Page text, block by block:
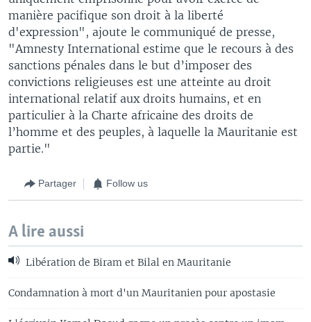
manière pacifique son droit à la liberté
d'expression", ajoute le communiqué de presse,
"Amnesty International estime que le recours à des
sanctions pénales dans le but d’imposer des
convictions religieuses est une atteinte au droit
international relatif aux droits humains, et en
particulier à la Charte africaine des droits de
l’homme et des peuples, à laquelle la Mauritanie est
partie."
Partager Follow us
A lire aussi
Libération de Biram et Bilal en Mauritanie
Condamnation à mort d'un Mauritanien pour apostasie